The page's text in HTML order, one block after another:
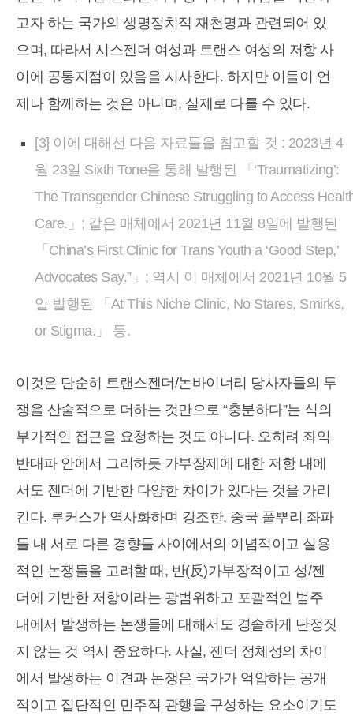
고자 하는 국가의 생명정치적 재천명과 관련되어 있
으며, 따라서 시스젠더 여성과 트랜스 여성의 저항 사
이에 공통지점이 있음을 시사한다. 하지만 이들이 언
제나 함께하는 것은 아니며, 실제로 다를 수 있다.
[3] 이에 대해선 다음 자료들을 참고할 것 : 2023년 4
월 23일 Sixth Tone을 통해 발행된 「‘Traumatizing’:
The Transgender Chinese Struggling to Access
Care.」; 같은 매체에서 2021년 11월 8일에 발행된
「China’s First Clinic for Trans Youth a ‘Good Step,’
Advocates Say.”」; 역시 이 매체에서 2021년 10월 5
일 발행된 「At This Niche Clinic, No Stares, Smirks,
or Stigma.」 등.
이것은 단순히 트랜스젠더/논바이너리 당사자들의 투
쟁을 산술적으로 더하는 것만으로 “충분하다”는 식의
부가적인 접근을 요청하는 것도 아니다. 오히려 좌익
반대파 안에서 그러하듯 가부장제에 대한 저항 내에
서도 젠더에 기반한 다양한 차이가 있다는 것을 가리
킨다. 루커스가 역사화하며 강조한, 중국 풀뿌리 좌파
들 내 서로 다른 경향들 사이에서의 이념적이고 실용
적인 논쟁들을 고려할 때, 반(反)가부장적이고 성/젠
더에 기반한 저항이라는 광범위하고 포괄적인 범주
내에서 발생하는 논쟁들에 대해서도 경솔하게 단정짓
지 않는 것 역시 중요하다. 사실, 젠더 정체성의 차이
에서 발생하는 이견과 논쟁은 국가가 억압하는 공개
적이고 집단적인 민주적 관행을 구성하는 요소이기도